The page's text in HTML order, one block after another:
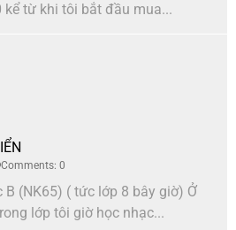
từ khi tôi bắt đầu mua...
Comments: 0
B (NK65) ( tức lớp 8 bây giờ) Ở
lớp tôi giờ học nhạc...